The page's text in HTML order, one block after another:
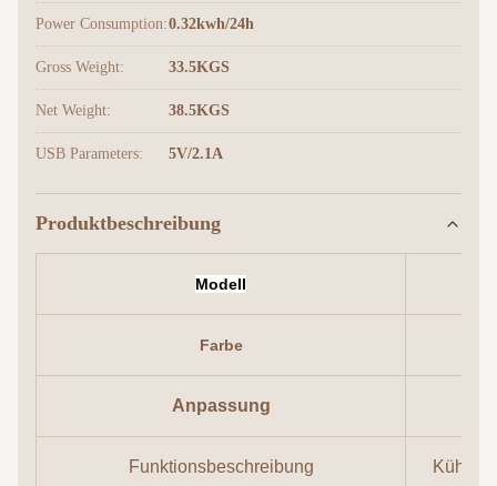
Power Consumption:0.32kwh/24h
Gross Weight: 33.5KGS
Net Weight: 38.5KGS
USB Parameters: 5V/2.1A
Produktbeschreibung
Modell
Farbe
Anpassung
Funktionsbeschreibung